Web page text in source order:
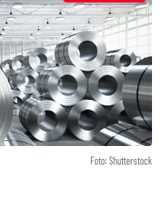
Foto: Shutterstock